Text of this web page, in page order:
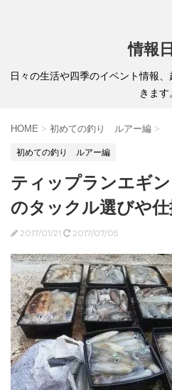
情報
日々の生活や四季のイベント情報
きます。
HOME > 初めての釣り ルアー編 >
初めての釣り ルアー編
ティップランエギ
のタックル選びや
2017/01/21 2017/07/05